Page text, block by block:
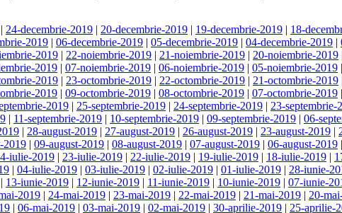
| 24-decembrie-2019 | 20-decembrie-2019 | 19-decembrie-2019 | 18-
2019 | 06-decembrie-2019 | 05-decembrie-2019 | 04-decembrie-2019 |
2019 | 22-noiembrie-2019 | 21-noiembrie-2019 | 20-noiembrie-2019
2019 | 07-noiembrie-2019 | 06-noiembrie-2019 | 05-noiembrie-2019 |
2019 | 23-octombrie-2019 | 22-octombrie-2019 | 21-octombrie-2019
2019 | 09-octombrie-2019 | 08-octombrie-2019 | 07-octombrie-2019 |
2019 | 25-septembrie-2019 | 24-septembrie-2019 | 23-septembrie-
| 11-septembrie-2019 | 10-septembrie-2019 | 09-septembrie-2019 | 06-
| 28-august-2019 | 27-august-2019 | 26-august-2019 | 23-august-2019 |
2019 | 09-august-2019 | 08-august-2019 | 07-august-2019 | 06-august-2019 |
iulie-2019 | 23-iulie-2019 | 22-iulie-2019 | 19-iulie-2019 | 18-iulie-2019 |
| 04-iulie-2019 | 03-iulie-2019 | 02-iulie-2019 | 01-iulie-2019 | 28-iunie-
| 13-iunie-2019 | 12-iunie-2019 | 11-iunie-2019 | 10-iunie-2019 | 07-iunie-
2019 | 24-mai-2019 | 23-mai-2019 | 22-mai-2019 | 21-mai-2019 | 20-
| 06-mai-2019 | 03-mai-2019 | 02-mai-2019 | 30-aprilie-2019 | 25-aprilie-